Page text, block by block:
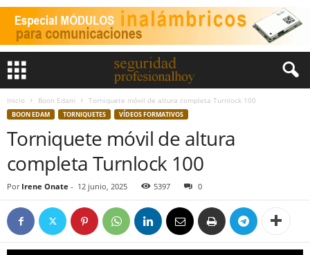
Inicio Boon Edam Torniquete móvil de altura completa Turnlock 100
BOON EDAM TORNIQUETES VÍDEOS FORMATIVOS
Torniquete móvil de altura
completa Turnlock 100
Por Irene Onate - 12 junio, 2025 5397 0